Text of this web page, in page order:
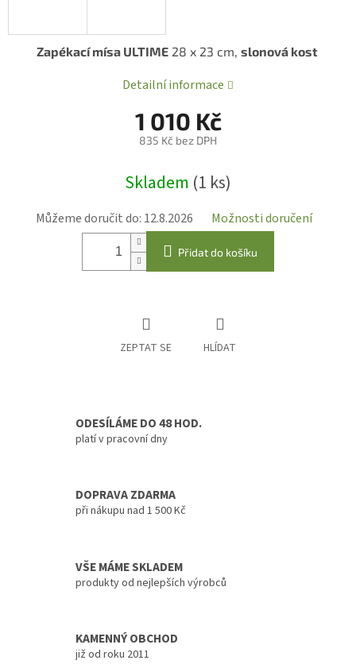
1 010 Kč
835 Kč bez DPH
cena:
Skladem (1 ks)
Můžeme doručit do: 12.8.2026 Možnosti doručení
Přidat do košíku
Zapékací mísa ULTIME28 x 23 cm, slonová kost
Detailní informace
ZEPTAT SE HLÍDAT
ODESÍLÁME DO 48 HOD.
platí v pracovní dny
DOPRAVA ZDARMA
při nákupu nad 1 500 Kč
VŠE MÁME SKLADEM
produkty od nejlepších výrobců
KAMENNÝ OBCHOD
již od roku 2011